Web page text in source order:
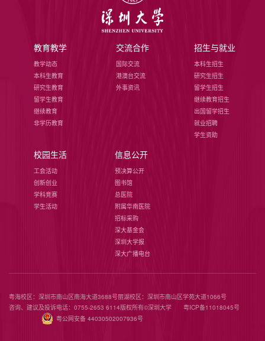
教育教学
教学动态
本科生教育
研究生教育
留学生教育
继续教育
非学历教育
交流合作
国际交流
港澳台交流
外事资讯
招生与就业
本科生招生
研究生招生
留学生招生
继续教育招生
出国留学招生
就业招聘
学生资助
校园生活
工会活动
创新创业
学科竞赛
学生活动
信息公开
预决算公开
图书馆
总医院
附属华南医院
招标采购
深大基金会
深圳大学报
深大广播电台
粤海校区：深圳市南山区南海大道3688号丽湖校区：深圳市南山区学苑大道1066号
咨询、建议及投诉电话：0755-2653 6114版权所有©️深圳大学 粤ICP备11018045号
粤公网安备 44030502007936号